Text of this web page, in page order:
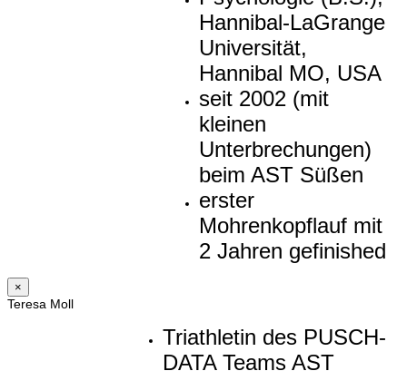
Hannibal-LaGrange
Universität,
Hannibal MO, USA
seit 2002 (mit
kleinen
Unterbrechungen)
beim AST Süßen
erster
Mohrenkopflauf mit
2 Jahren gefinished
×
Teresa Moll
Triathletin des PUSCH-
DATA Teams AST